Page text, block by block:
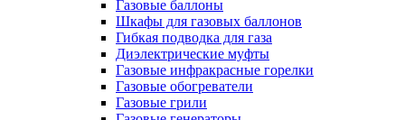
Газовые баллоны
Шкафы для газовых баллонов
Гибкая подводка для газа
Диэлектрические муфты
Газовые инфракрасные горелки
Газовые обогреватели
Газовые грили